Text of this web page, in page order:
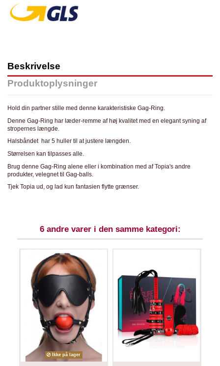
Beskrivelse
Produktoplysninger
Hold din partner stille med denne karakteristiske Gag-Ring.
Denne Gag-Ring har læder-remme af høj kvalitet med en elegant syning af
stropernes længde.
Halsbåndet har 5 huller til at justere længden.
Størrelsen kan tilpasses alle.
Brug denne Gag-Ring alene eller i kombination med af Topia's andre
produkter, velegnet til Gag-balls.
Tjek Topia ud, og lad kun fantasien flytte grænser.
6 andre varer i den samme kategori:
Ikke på lager